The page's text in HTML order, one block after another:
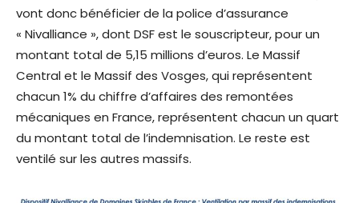
vont donc bénéficier de la police d’assurance
« Nivalliance », dont DSF est le souscripteur, pour un
montant total de 5,15 millions d’euros. Le Massif
Central et le Massif des Vosges, qui représentent
chacun 1% du chiffre d’affaires des remontées
mécaniques en France, représentent chacun un quart
du montant total de l’indemnisation. Le reste est
ventilé sur les autres massifs.